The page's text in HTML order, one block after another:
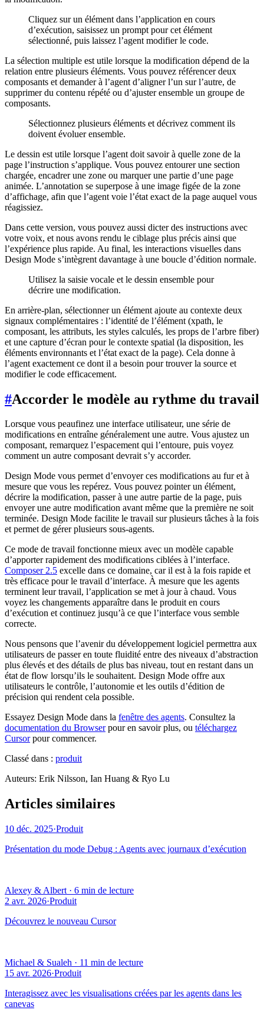
Cliquez sur un élément dans l’application en cours
d’exécution, saisissez un prompt pour cet élément
sélectionné, puis laissez l’agent modifier le code.
La sélection multiple est utile lorsque la modification dépend de la
relation entre plusieurs éléments. Vous pouvez référencer deux
composants et demander à l’agent d’aligner l’un sur l’autre, de
supprimer du contenu répété ou d’ajuster ensemble un groupe de
composants.
Sélectionnez plusieurs éléments et décrivez comment ils
doivent évoluer ensemble.
Le dessin est utile lorsque l’agent doit savoir à quelle zone de la
page l’instruction s’applique. Vous pouvez entourer une section
chargée, encadrer une zone ou marquer une partie d’une page
animée. L’annotation se superpose à une image figée de la zone
d’affichage, afin que l’agent voie l’état exact de la page auquel vous
réagissiez.
Dans cette version, vous pouvez aussi dicter des instructions avec
votre voix, et nous avons rendu le ciblage plus précis ainsi que
l’expérience plus rapide. Au final, les interactions visuelles dans
Design Mode s’intègrent davantage à une boucle d’édition normale.
Utilisez la saisie vocale et le dessin ensemble pour
décrire une modification.
En arrière-plan, sélectionner un élément ajoute au contexte deux
signaux complémentaires : l’identité de l’élément (xpath, le
composant, les attributs, les styles calculés, les props de l’arbre fiber)
et une capture d’écran pour le contexte spatial (la disposition, les
éléments environnants et l’état exact de la page). Cela donne à
l’agent exactement ce dont il a besoin pour trouver la source et
modifier le code efficacement.
#Accorder le modèle au rythme du travail
Lorsque vous peaufinez une interface utilisateur, une série de
modifications en entraîne généralement une autre. Vous ajustez un
composant, remarquez l’espacement qui l’entoure, puis voyez
comment un autre composant devrait s’y accorder.
Design Mode vous permet d’envoyer ces modifications au fur et à
mesure que vous les repérez. Vous pouvez pointer un élément,
décrire la modification, passer à une autre partie de la page, puis
envoyer une autre modification avant même que la première ne soit
terminée. Design Mode facilite le travail sur plusieurs tâches à la fois
et permet de gérer plusieurs sous-agents.
Ce mode de travail fonctionne mieux avec un modèle capable
d’apporter rapidement des modifications ciblées à l’interface.
Composer 2.5 excelle dans ce domaine, car il est à la fois rapide et
très efficace pour le travail d’interface. À mesure que les agents
terminent leur travail, l’application se met à jour à chaud. Vous
voyez les changements apparaître dans le produit en cours
d’exécution et continuez jusqu’à ce que l’interface vous semble
correcte.
Nous pensons que l’avenir du développement logiciel permettra aux
utilisateurs de passer en toute fluidité entre des niveaux d’abstraction
plus élevés et des détails de plus bas niveau, tout en restant dans un
état de flow lorsqu’ils le souhaitent. Design Mode offre aux
utilisateurs le contrôle, l’autonomie et les outils d’édition de
précision qui rendent cela possible.
Essayez Design Mode dans la fenêtre des agents. Consultez la
documentation du Browserpour en savoir plus, ou téléchargez
Cursorpour commencer.
Classé dans : produit
Auteurs: Erik Nilsson, Ian Huang & Ryo Lu
Articles similaires
10 déc. 2025·Produit
Présentation du mode Debug : Agents avec journaux d’exécution
Alexey & Albert · 6 min de lecture
2 avr. 2026·Produit
Découvrez le nouveau Cursor
Michael & Sualeh · 11 min de lecture
15 avr. 2026·Produit
Interagissez avec les visualisations créées par les agents dans les
canevas